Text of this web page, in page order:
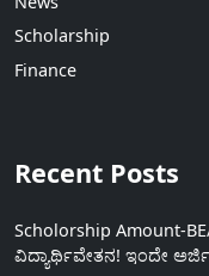
Scholarship
Finance
Recent Posts
Scholorship Amount-
ವಿದ್ಯಾರ್ಥಿವೇತನ! ಇಂದೇ ಅರ್ಜಿ